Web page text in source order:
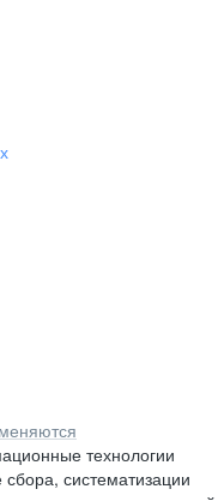
технологии
систематизации